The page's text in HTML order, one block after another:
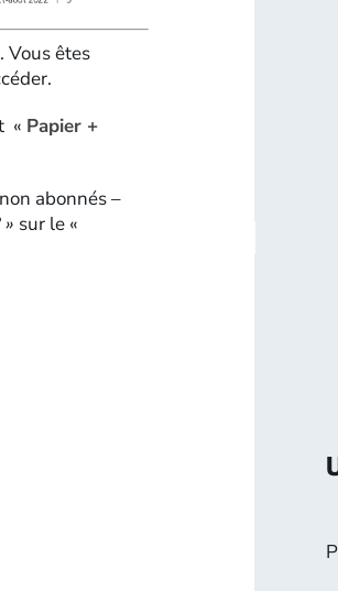
. Vous êtes
« Papier +
abonnés –
sur le «